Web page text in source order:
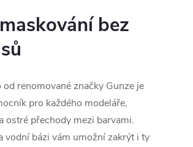
bez
renomované značky Gunze je
pro každého modeláře,
ostré přechody mezi barvami.
vodní bázi vám umožní zakrýt i ty